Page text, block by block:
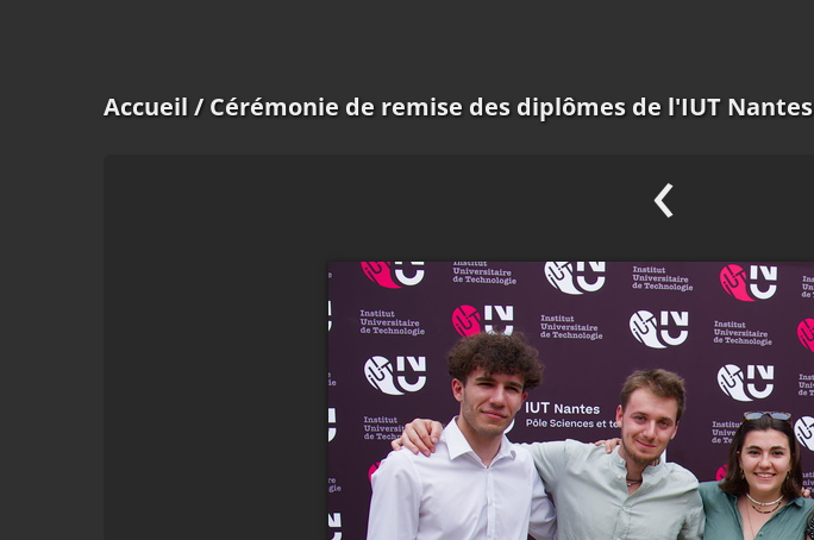
Accueil / Cérémonie de remise des diplômes de l'IUT Nantes
‹